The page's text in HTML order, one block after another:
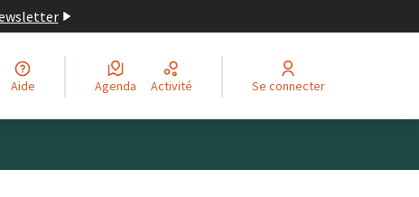
Aide Agenda Activité Se connecter